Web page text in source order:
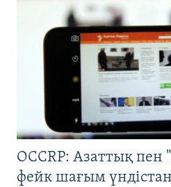
OCCRP: Азаттық
фейк шағым